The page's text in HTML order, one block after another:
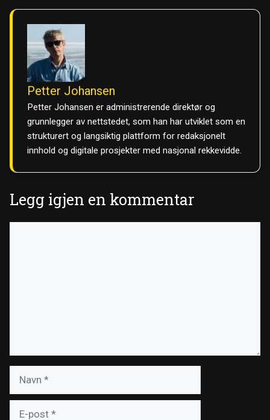
Petter Johansen
Petter Johansen er administrerende direktør og
grunnlegger av nettstedet, som han har utviklet som en
strukturert og langsiktig plattform for redaksjonelt
innhold og digitale prosjekter med nasjonal rekkevidde.
Legg igjen en kommentar